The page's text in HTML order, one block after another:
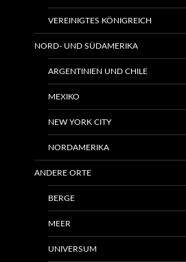
VEREINIGTES KÖNIGREICH
NORD- UND SÜDAMERIKA
ARGENTINIEN UND CHILE
MEXIKO
NEW YORK CITY
NORDAMERIKA
ANDERE ORTE
BERGE
MEER
UNIVERSUM